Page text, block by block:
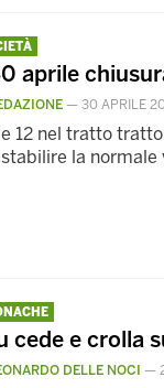
aprile
— 30 APRILE
12 nel tratto
la normale
cede e crolla
DELLE NOCI —